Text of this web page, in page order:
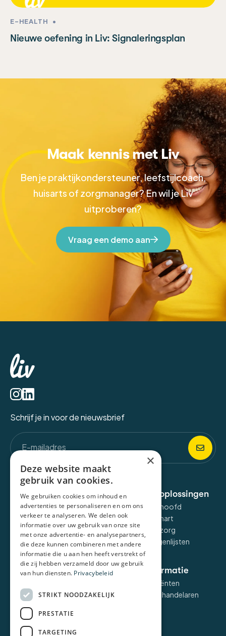
E-HEALTH •
Nieuwe oefening in Liv: Signaleringsplan
Maak kennis met Liv
Ben je praktijkondersteuner, leefstijlcoach,
huisarts of zorgmanager? En wil je Liv
uitproberen?
Vraag een demo aan
Schrijf je in voor de nieuwsbrief
Over de applicatie
Liv omgeving
Liv Talk
Liv dashboard
E-health oplossingen
Liv voor het hoofd
Liv voor het hart
Liv voor zelfzorg
Liv voor vragenlijsten
Voor wie
POH-GGZ
Huisarts
Leefstijlcoaches
GGZ-Specialist
Meer informatie
FAQ voor cliënten
FAQ voor behandelaren
×
Deze website maakt
gebruik van cookies.
We gebruiken cookies om inhoud en
advertenties te personaliseren en om ons
verkeer te analyseren. We delen ook
informatie over uw gebruik van onze site
met onze advertentie- en analysepartners,
die deze kunnen combineren met andere
informatie die u aan hen heeft verstrekt of
die zij hebben verzameld door uw gebruik
van hun diensten. Privacybeleid
STRIKT NOODZAKELIJK
PRESTATIE
TARGETING